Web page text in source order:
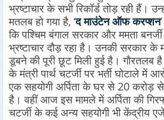
भ्रष्टाचार के सभी रिकॉर्ड तोड़ रही हैं।
मतलब हो गया है, ‘द माउंटेन ऑफ करप्शन
कि पश्चिम बंगाल सरकार और ममता बनर्जी
भ्रष्टाचार दौड़ रहा है। उनकी सरकार के
डूबने की पूरी छूट मिली हुई है। गौरतलब है
के मंत्री पार्थ चटर्जी पर भर्ती घोटाले में
एक सहयोगी अर्पिता के घर से 20 करोड़ से
है। वहीं आज इस मामले में अर्पिता की
चटर्जी के कई अन्य सहयोगी भी केंद्रीय